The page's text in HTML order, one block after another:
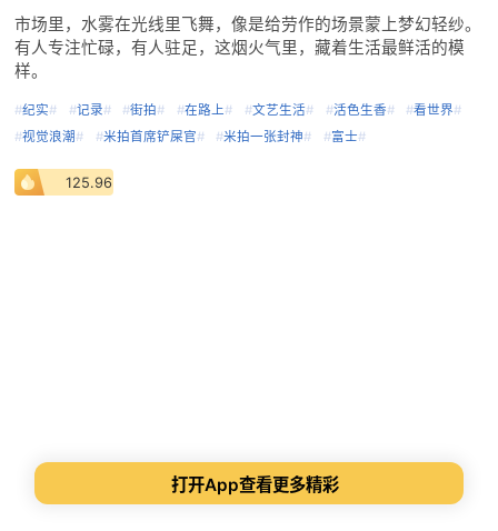
市场里，水雾在光线里飞舞，像是给劳作的场景蒙上梦幻轻纱。
有人专注忙碌，有人驻足，这烟火气里，藏着生活最鲜活的模
样。
#纪实# #记录# #街拍# #在路上# #文艺生活# #活色生香# #看世界#
#视觉浪潮# #米拍首席铲屎官# #米拍一张封神# #富士#
125.96
打开App查看更多精彩